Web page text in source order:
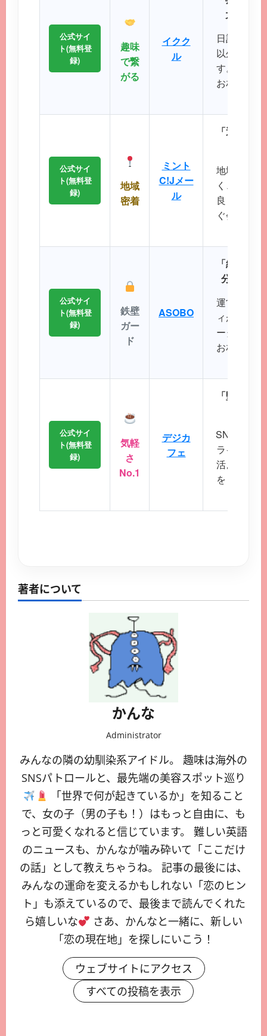
公式サイ
ト(無料登
録)
趣味
で繋
がる
イクク
ル
大SNS
日記や掲
以外の機
す。共通
お相手と
公式サイ
ト(無料登
録)
地域
密着
ミント
C!Jメー
ル
「近所で
地域に根
く、コス
良く出会
ぐ会える
公式サイ
ト(無料登
録)
鉄壁
ガー
ド
ASOBO
「細かな
分にぴっ
運営実績
ィが非常
ータから
お相手を
公式サイ
ト(無料登
録)
気軽
さ
No.1
デジカ
フェ
「堅苦し
SNS感覚
ライトな
活よりも
をしたい
著者について
かんな
Administrator
みんなの隣の幼馴染系アイドル。 趣味は海外の
SNSパトロールと、最先端の美容スポット巡り
「世界で何が起きているか」を知ること
で、女の子（男の子も！）はもっと自由に、も
っと可愛くなれると信じています。 難しい英語
のニュースも、かんなが噛み砕いて「ここだけ
の話」として教えちゃうね。 記事の最後には、
みんなの運命を変えるかもしれない「恋のヒン
ト」も添えているので、最後まで読んでくれた
ら嬉しいな
さあ、かんなと一緒に、新しい
「恋の現在地」を探しにいこう！
ウェブサイトにアクセス
すべての投稿を表示